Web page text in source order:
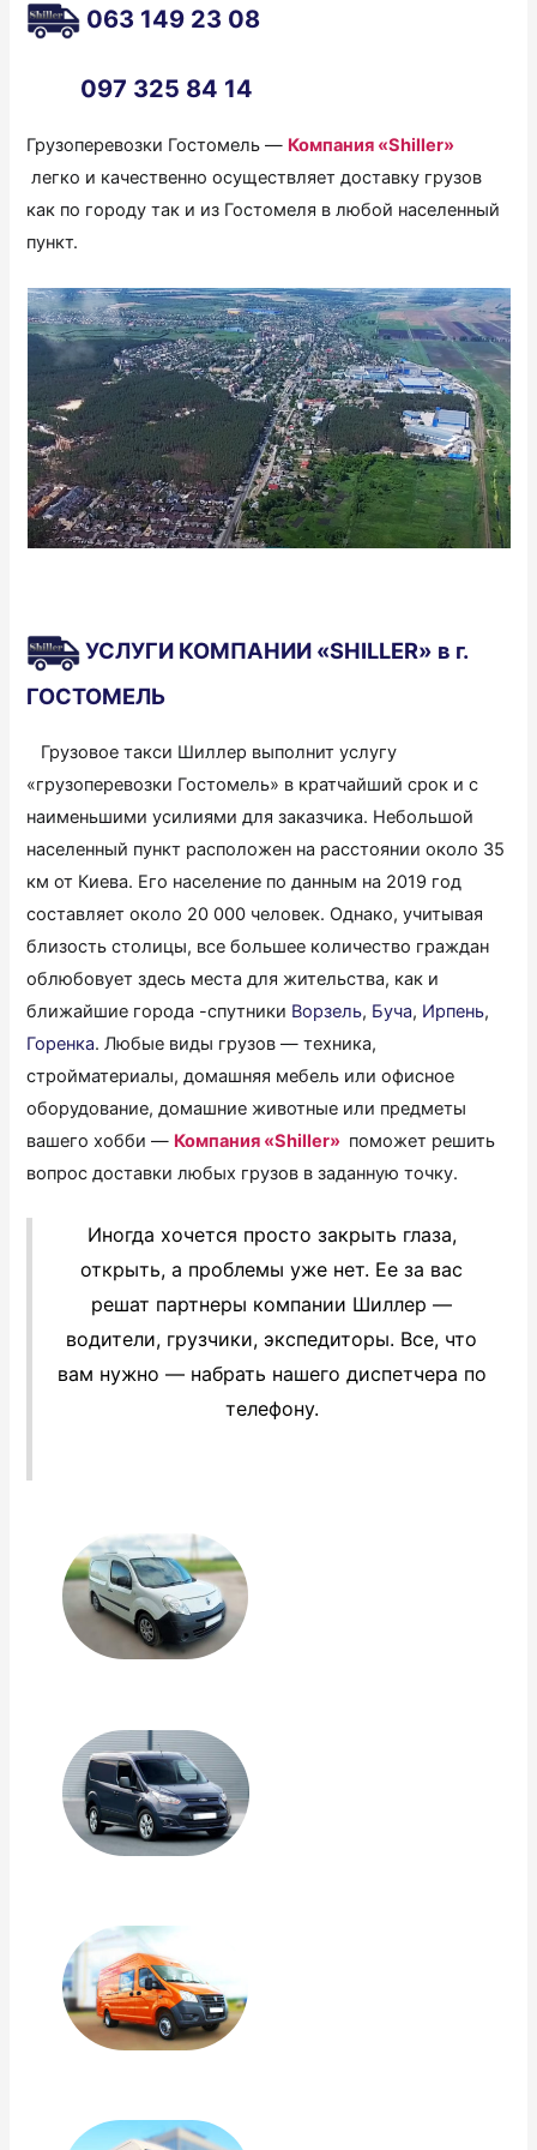
063 149 23 08
097 325 84 14
Грузоперевозки Гостомель — Компания «Shiller»
легко и качественно осуществляет доставку грузов
как по городу так и из Гостомеля в любой населенный
пункт.
УСЛУГИ КОМПАНИИ «SHILLER» в г.
ГОСТОМЕЛЬ
Грузовое такси Шиллер выполнит услугу
«грузоперевозки Гостомель» в кратчайший срок и с
наименьшими усилиями для заказчика. Небольшой
населенный пункт расположен на расстоянии около 35
км от Киева. Его население по данным на 2019 год
составляет около 20 000 человек. Однако, учитывая
близость столицы, все большее количество граждан
облюбовует здесь места для жительства, как и
ближайшие города -спутники Ворзель, Буча, Ирпень,
Горенка. Любые виды грузов — техника,
стройматериалы, домашняя мебель или офисное
оборудование, домашние животные или предметы
вашего хобби — Компания «Shiller» поможет решить
вопрос доставки любых грузов в заданную точку.
Иногда хочется просто закрыть глаза,
открыть, а проблемы уже нет. Ее за вас
решат партнеры компании Шиллер —
водители, грузчики, экспедиторы. Все, что
вам нужно — набрать нашего диспетчера по
телефону.